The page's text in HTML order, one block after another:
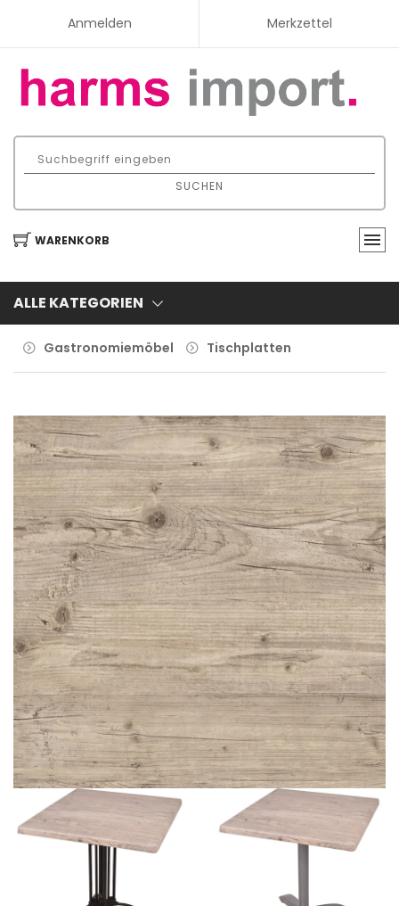
Anmelden Merkzettel
SUCHEN
WARENKORB
ALLE KATEGORIEN
Gastronomiemöbel Tischplatten